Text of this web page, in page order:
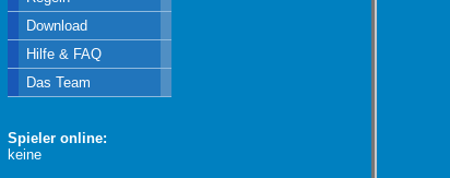
Download
Hilfe & FAQ
Das Team
Spieler online:
keine